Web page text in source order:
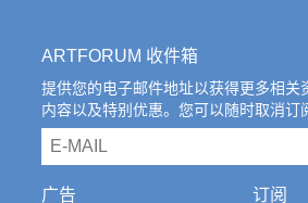
ARTFORUM 收件箱
提供您的电子邮件地址以获得更多相关
内容以及特别优惠。您可以随时取消订
email
广告 订阅